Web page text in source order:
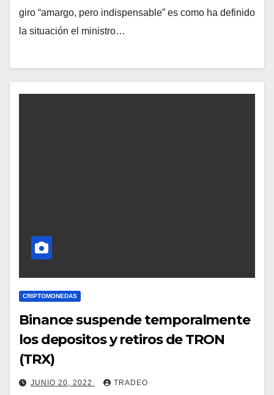
giro “amargo, pero indispensable” es como ha definido
la situación el ministro…
CRIPTOMONEDAS
Binance suspende temporalmente
los depositos y retiros de TRON
(TRX)
JUNIO 20, 2022 TRADEO